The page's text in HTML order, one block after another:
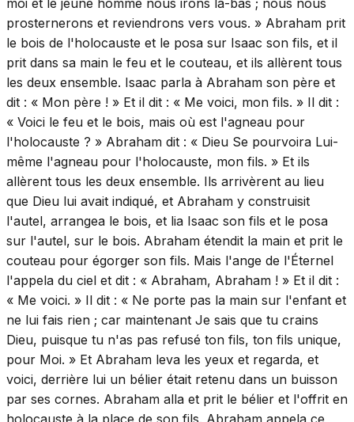
prosternerons et reviendrons vers vous. » Abraham prit
le bois de l'holocauste et le posa sur Isaac son fils, et il
prit dans sa main le feu et le couteau, et ils allèrent tous
les deux ensemble. Isaac parla à Abraham son père et
dit : « Mon père ! » Et il dit : « Me voici, mon fils. » Il dit :
« Voici le feu et le bois, mais où est l'agneau pour
l'holocauste ? » Abraham dit : « Dieu Se pourvoira Lui-
même l'agneau pour l'holocauste, mon fils. » Et ils
allèrent tous les deux ensemble. Ils arrivèrent au lieu
que Dieu lui avait indiqué, et Abraham y construisit
l'autel, arrangea le bois, et lia Isaac son fils et le posa
sur l'autel, sur le bois. Abraham étendit la main et prit le
couteau pour égorger son fils. Mais l'ange de l'Éternel
l'appela du ciel et dit : « Abraham, Abraham ! » Et il dit :
« Me voici. » Il dit : « Ne porte pas la main sur l'enfant et
ne lui fais rien ; car maintenant Je sais que tu crains
Dieu, puisque tu n'as pas refusé ton fils, ton fils unique,
pour Moi. » Et Abraham leva les yeux et regarda, et
voici, derrière lui un bélier était retenu dans un buisson
par ses cornes. Abraham alla et prit le bélier et l'offrit en
holocauste à la place de son fils. Abraham appela ce